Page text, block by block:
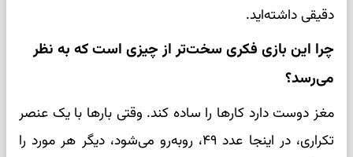
دقیقی داشته‌اید.
چرا این بازی فکری سخت‌تر از چیزی است که به نظر
می‌رسد؟
مغز دوست دارد کارها را ساده کند. وقتی بارها با یک عنصر
تکراری، در اینجا عدد ۴۹، روبه‌رو می‌شود، دیگر هر مورد را